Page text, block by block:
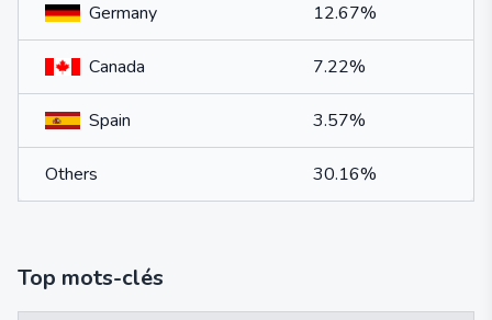
Germany 12.67%
Canada 7.22%
Spain 3.57%
Others 30.16%
Top mots-clés